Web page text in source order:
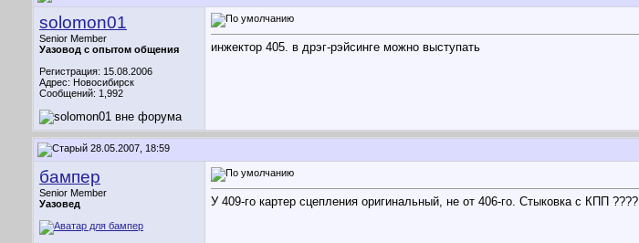
solomon01
Senior Member
Уазовод с опытом общения
Регистрация: 15.08.2006
Адрес: Новосибирск
Сообщений: 1,992
инжектор 405. в дрэг-рэйсинге можно выступать
28.05.2007, 18:59
бампер
Senior Member
Уазовед
У 409-го картер сцепления оригинальный, не от 406-го. Стыковка с КПП ????